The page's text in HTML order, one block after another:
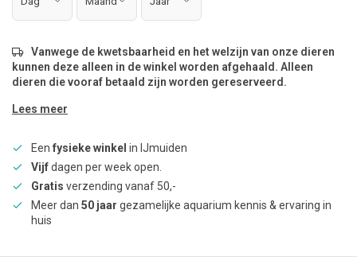
Vanwege de kwetsbaarheid en het welzijn van onze dieren
kunnen deze alleen in de winkel worden afgehaald. Alleen
dieren die vooraf betaald zijn worden gereserveerd.
Lees meer
Een fysieke winkel in IJmuiden
Vijfdagen per week open.
Gratis verzending vanaf 50,-
Meer dan 50 jaar gezamelijke aquarium kennis & ervaring in
huis